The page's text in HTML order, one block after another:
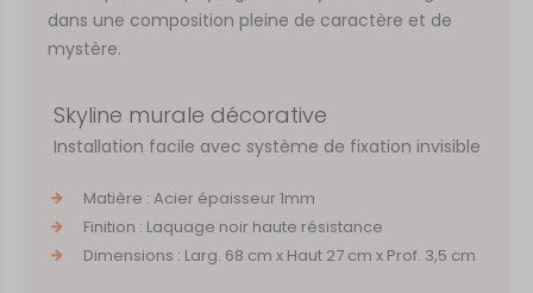
dans une composition pleine de caractère et de
mystère.
Skyline murale décorative
Installation facile avec système de fixation invisible
Matière : Acier épaisseur 1mm
Finition : Laquage noir haute résistance
Dimensions : Larg. 68 cm x Haut 27 cm x Prof. 3,5 cm